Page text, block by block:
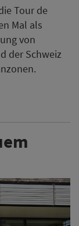
Tour de
Mal als
von
der Schweiz